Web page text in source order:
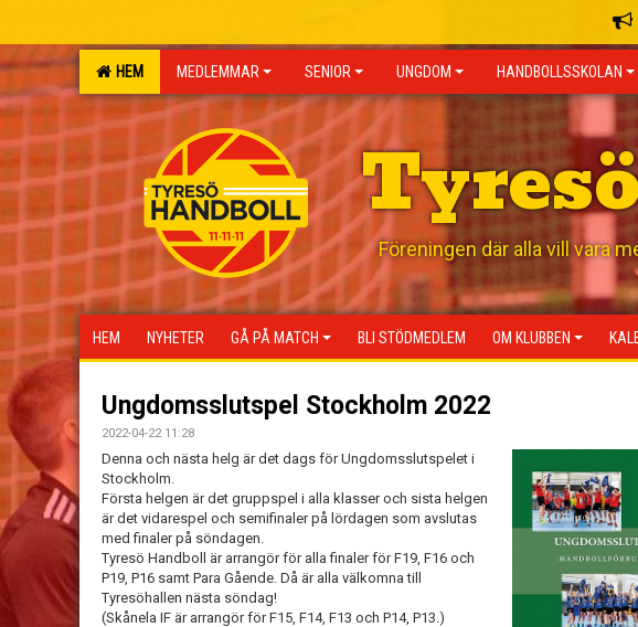
HEM MEDLEMMAR SENIOR UNGDOM HANDBOLLSSKOLAN
Föreningen där alla vill vara
HEM NYHETER GÅ PÅ MATCH BLI STÖDMEDLEM OM KLUBBEN
Ungdomsslutspel Stockholm 2022
2022-04-22 11:28
Denna och nästa helg är det dags för Ungdomsslutspelet i
Stockholm.
Första helgen är det gruppspel i alla klasser och sista helgen
är det vidarespel och semifinaler på lördagen som avslutas
med finaler på söndagen.
Tyresö Handboll är arrangör för alla finaler för F19, F16 och
P19, P16 samt Para Gående. Då är alla välkomna till
Tyresöhallen nästa söndag!
(Skånela IF är arrangör för F15, F14, F13 och P14, P13.)